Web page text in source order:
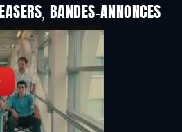
BANDES-ANNONCES